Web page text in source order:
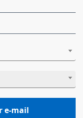
e-mail